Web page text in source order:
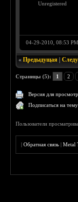
Unregistered
04-29-2010, 08:53 PM
«Предыдущая |
Страницы (5): 1 2
Версия для
Подписаться на тему
Пользователи
|Обратная связь |Metal